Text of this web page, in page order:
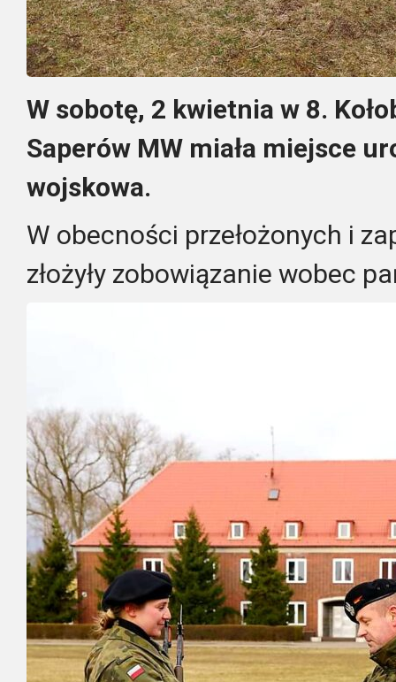
W sobotę, 2 kwietnia w 8.
Saperów MW miała miejsce
wojskowa.
W obecności przełożonych i
złożyły zobowiązanie wobec